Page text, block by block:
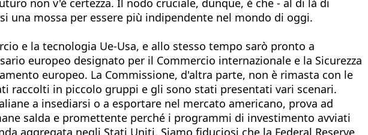
non v'è certezza. Il nodo cruciale, dunque, è che - al di là di
una mossa per essere più indipendente nel mondo di oggi.
e la tecnologia Ue-Usa, e allo stesso tempo sarò pronto a
europeo designato per il Commercio internazionale e la Sicurezza
europeo. La Commissione, d'altra parte, non è rimasta con le
raccolti in piccolo gruppi e gli sono stati presentati vari scenari.
a insediarsi o a esportare nel mercato americano, prova ad
salda e promettente perché i programmi di investimento avviati
aggregata negli Stati Uniti. Siamo fiduciosi che la Federal Reserve